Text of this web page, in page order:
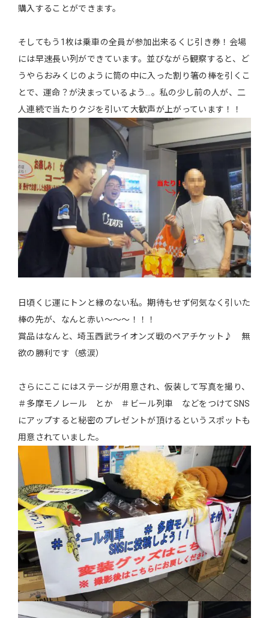
購入することができます。
そしてもう1枚は乗車の全員が参加出来るくじ引き券！会場
には早速長い列ができています。並びながら観察すると、ど
うやらおみくじのように筒の中に入った割り箸の棒を引くこ
とで、運命？が決まっているよう…。私の少し前の人が、二
人連続で当たりクジを引いて大歓声が上がっています！！
日頃くじ運にトンと縁のない私。期待もせず何気なく引いた
棒の先が、なんと赤い〜〜〜！！！
賞品はなんと、埼玉西武ライオンズ戦のペアチケット♪ 無
欲の勝利です（感涙）
さらにここにはステージが用意され、仮装して写真を撮り、
＃多摩モノレール とか ＃ビール列車 などをつけてSNS
にアップすると秘密のプレゼントが頂けるというスポットも
用意されていました。